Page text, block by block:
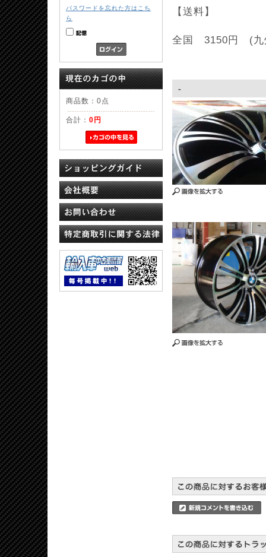
パスワードを忘れた方はこち
ら
商品数：0点
合計： 0円
【送料】
全国 3150円 (九
-